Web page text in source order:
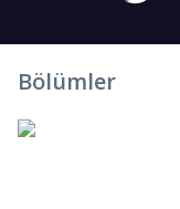
Bölümler